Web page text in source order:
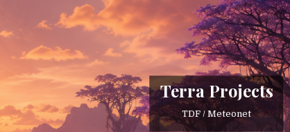
Terra Projects
TDF / Meteonet